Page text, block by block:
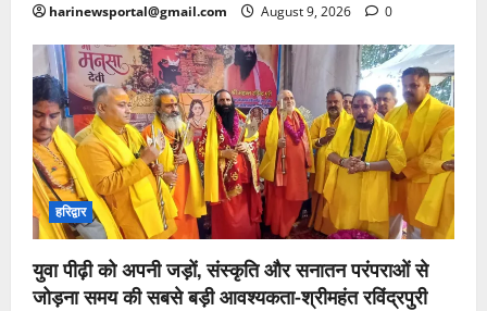
harinewsportal@gmail.com August 9, 2026 0
हरिद्वार
युवा पीढ़ी को अपनी जड़ों, संस्कृति और सनातन परंपराओं से
जोड़ना समय की सबसे बड़ी आवश्यकता-श्रीमहंत रविंद्रपुरी